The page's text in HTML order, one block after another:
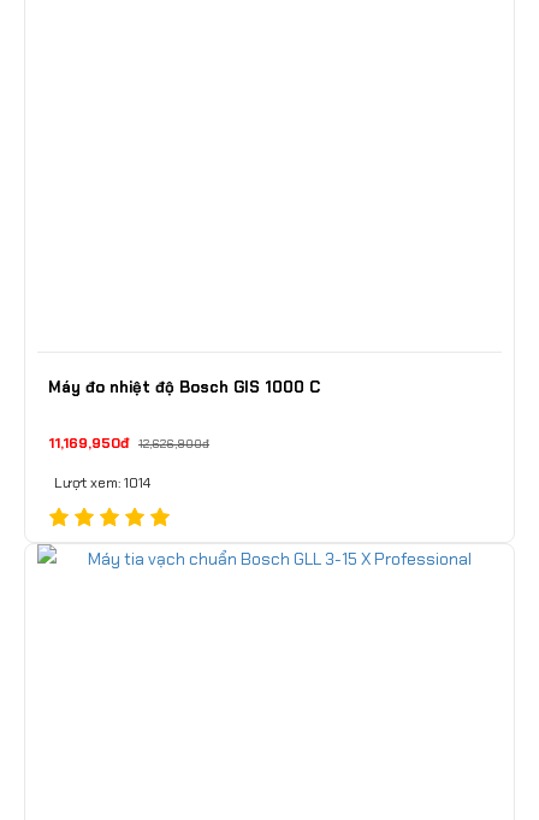
Máy đo nhiệt độ Bosch GIS 1000 C
11,169,950đ 12,626,900đ
Lượt xem: 1014